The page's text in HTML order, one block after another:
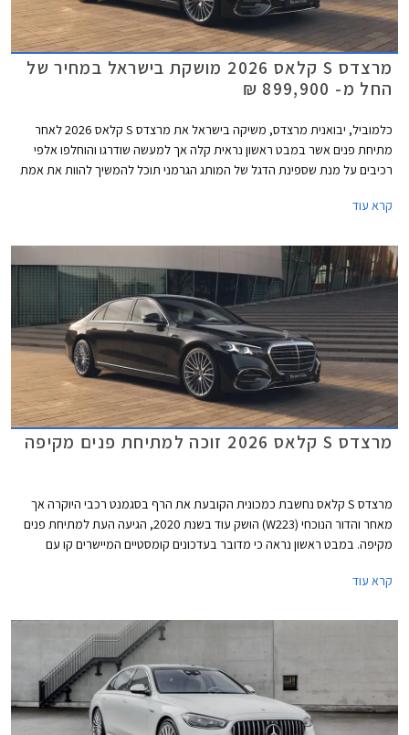
מרצדס S קלאס 2026 מושקת בישראל במחיר של
החל מ- 899,900 ₪
כלמוביל, יבואנית מרצדס, משיקה בישראל את מרצדס S קלאס 2026 לאחר
מתיחת פנים אשר במבט ראשון נראית קלה אך למעשה שודרגו והוחלפו אלפי
רכיבים על מנת שספינת הדגל של המותג הגרמני תוכל להמשיך להוות את אמת
קרא עוד
מרצדס S קלאס 2026 זוכה למתיחת פנים מקיפה
מרצדס S קלאס נחשבת כמכונית הקובעת את הרף בסגמנט רכבי היוקרה אך
מאחר והדור הנוכחי (W223) הושק עוד בשנת 2020, הגיעה העת למתיחת פנים
מקיפה. במבט ראשון נראה כי מדובר בעדכונים קומסטיים המיישרים קו עם
ושלל שינויים עמוקים ומהותיים.
קרא עוד